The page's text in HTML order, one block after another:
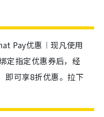
Pay优惠︱现凡使用
定指定优惠券后，经
即可享8折优惠。拉下